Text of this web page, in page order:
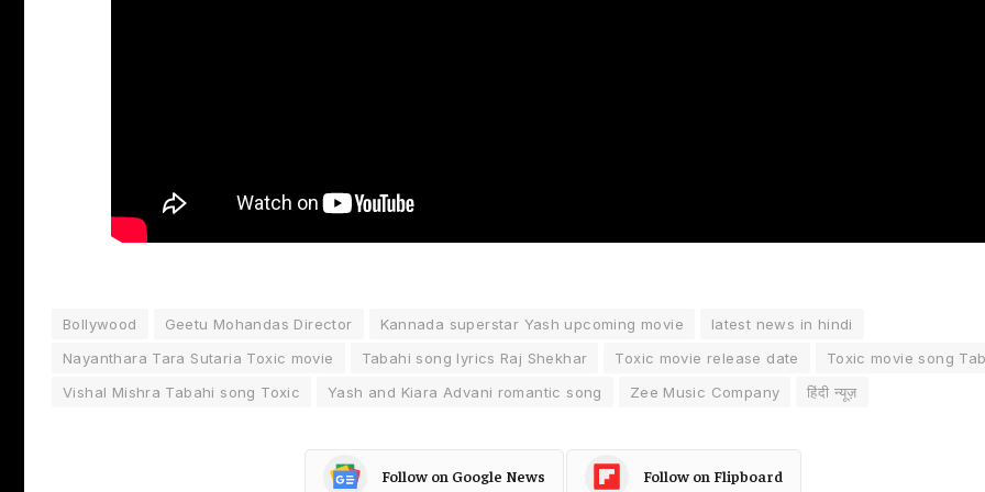
Bollywood Geetu Mohandas Director Kannada superstar Yash upcoming movie
latest news in hindi
Nayanthara Tara Sutaria Toxic movie
Tabahi song lyrics Raj Shekhar Toxic movie release date
Toxic movie song
Vishal Mishra Tabahi song Toxic
Yash and Kiara Advani romantic song Zee Music Company हिंदी न्यूज़
Follow on Google News Follow on Flipboard